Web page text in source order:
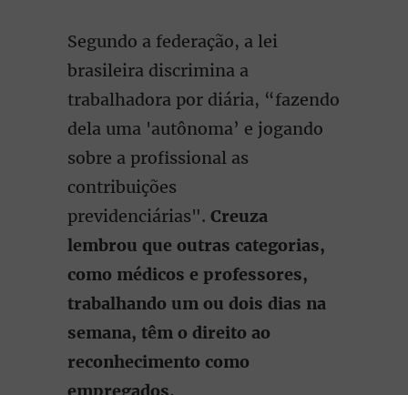
Segundo a federação, a lei
brasileira discrimina a
trabalhadora por diária, “fazendo
dela uma 'autônoma’ e jogando
sobre a profissional as
contribuições
previdenciárias". Creuza
lembrou que outras categorias,
como médicos e professores,
trabalhando um ou dois dias na
semana, têm o direito ao
reconhecimento como